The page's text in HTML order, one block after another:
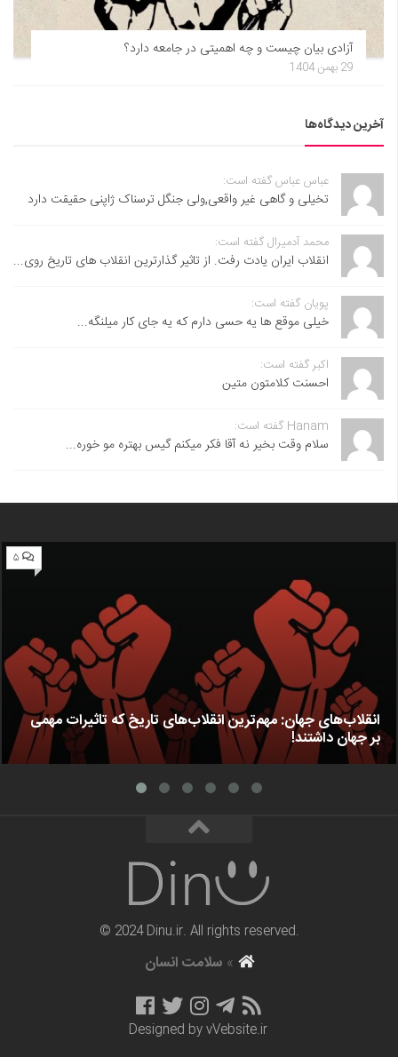
آزادی بیان چیست و چه اهمیتی در جامعه دارد؟
29 بهمن 1404
آخرین دیدگاه‌ها
عباس عباس گفته است:
تخیلی و گاهی غیر واقعی,ولی جنگل ترسناک ژاپنی حقیقت دارد
محمد آدمیرال گفته است:
انقلاب ایران یادت رفت. از تاثیر گذارترین انقلاب های تاریخ روی...
پویان گفته است:
خیلی موقع ها یه حسی دارم که یه جای کار میلنگه...
اکبر گفته است:
احسنت ‌کلامتون متین
Hanam گفته است:
سلام وقت بخیر نه آقا فکر میکنم گیس بهتره مو خوره...
۵
انقلاب‌های جهان: مهم‌ترین انقلاب‌های تاریخ که تاثیرات مهمی
بر جهان داشتند!
© 2024 Dinu.ir. All rights reserved.
»سلامت انسان
Designed byvVebsite.ir